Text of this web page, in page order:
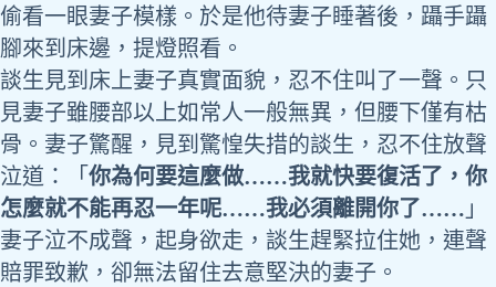
偷看一眼妻子模樣。於是他待妻子睡著後，躡手躡
腳來到床邊，提燈照看。
談生見到床上妻子真實面貌，忍不住叫了一聲。只
見妻子雖腰部以上如常人一般無異，但腰下僅有枯
骨。妻子驚醒，見到驚惶失措的談生，忍不住放聲
泣道：「 你為何要這麼做……我就快要復活了，你
怎麼就不能再忍一年呢……我必須離開你了…… 」
妻子泣不成聲，起身欲走，談生趕緊拉住她，連聲
賠罪致歉，卻無法留住去意堅決的妻子。